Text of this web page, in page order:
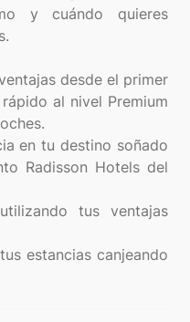
y cuándo quieres
desde el primer
al nivel Premium
en tu destino soñado
Radisson Hotels del
tus ventajas
estancias canjeando